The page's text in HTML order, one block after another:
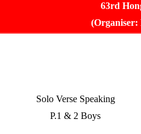
63rd
(Organiser:
Solo Verse Speaking
P.1 & 2 Boys